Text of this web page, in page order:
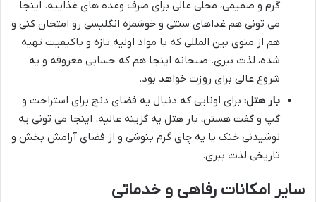
گرم و صمیمی، محلی عالی برای صرف وعده های غذاییه. اینجا
می تونی هم غذاهای سنتی و خوشمزه انگلیسی رو امتحان کنی و
هم از منوی بین المللی که با مواد اولیه تازه و باکیفیت تهیه
شده، لذت ببری. صبحانه اینجا هم که حسابی معروفه و یه
شروع عالی برای روزت خواهد بود.
بار هتل: برای اونایی که دنبال یه فضای دنج برای استراحت و
گپ و گفت هستن، بار هتل یه گزینه عالیه. اینجا می تونی یه
نوشیدنی خنک یا یه چای گرم بنوشی و از فضای آرامش بخش و
تاریخی لذت ببری.
سایر امکانات رفاهی و خدماتی